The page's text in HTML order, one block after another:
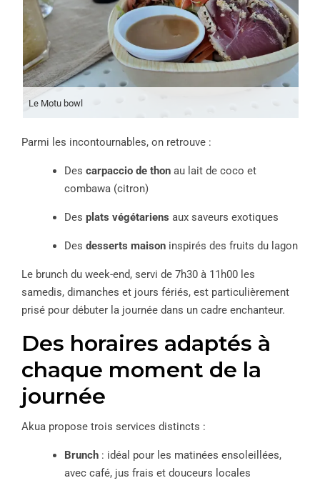
Le Motu bowl
Parmi les incontournables, on retrouve :
Des carpaccio de thon au lait de coco et
combawa (citron)
Des plats végétariens aux saveurs exotiques
Des desserts maison inspirés des fruits du lagon
Le brunch du week-end, servi de 7h30 à 11h00 les
samedis, dimanches et jours fériés, est particulièrement
prisé pour débuter la journée dans un cadre enchanteur.
Des horaires adaptés à
chaque moment de la
journée
Akua propose trois services distincts :
Brunch : idéal pour les matinées ensoleillées,
avec café, jus frais et douceurs locales